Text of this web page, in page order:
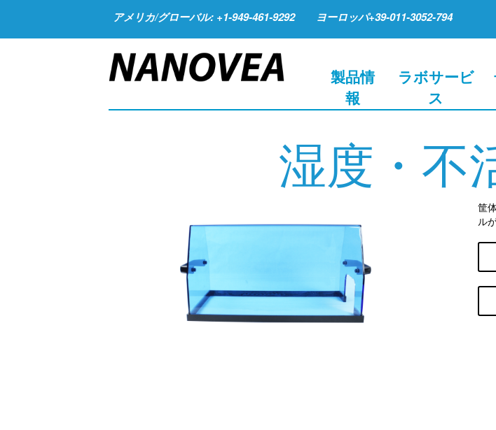
アメリカ/グローバル: +1-949-461-9292 ヨーロッパ+39-011-3052-794
製品情
報
ラボサービ
ス
湿度・不
筐
ル